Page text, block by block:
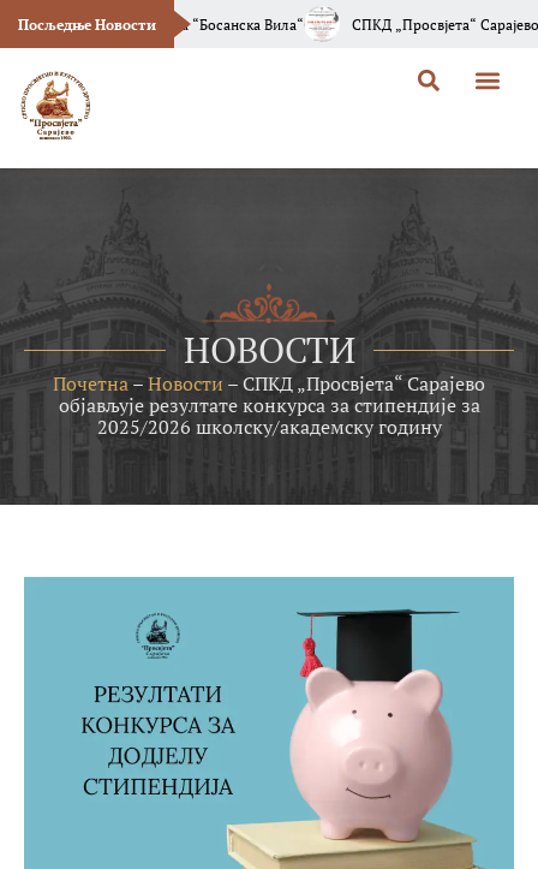
Посљедње Новости
Броја Часописа “Босанска Вила“ СПКД „Просвјета“ Сарајево
НОВОСТИ
Почетна–Новости –СПКД „Просвјета“ Сарајево
објављује резултате конкурса за стипендије за
2025/2026 школску/академску годину